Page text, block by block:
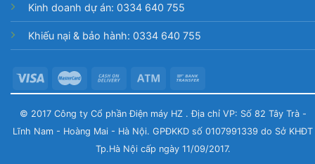
Kinh doanh dự án: 0334 640 755
Khiếu nại & bảo hành: 0334 640 755
© 2017 Công ty Cổ phần Điện máy HZ . Địa chỉ VP: Số 82 Tây Trà -
Lĩnh Nam - Hoàng Mai - Hà Nội. GPĐKKD số 0107991339 do Sở KHĐT
Tp.Hà Nội cấp ngày 11/09/2017.